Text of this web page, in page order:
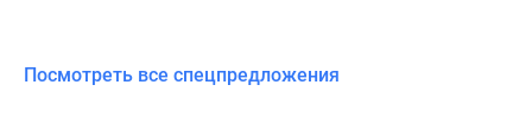
Посмотреть все спецпредложения